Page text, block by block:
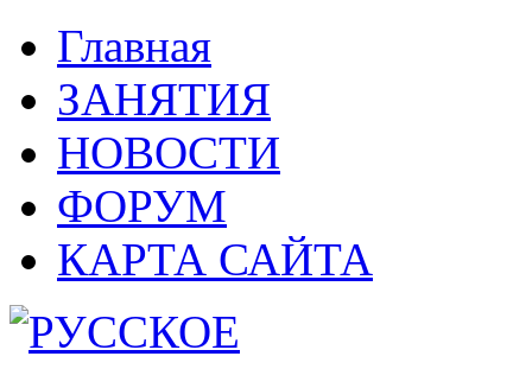
Главная
ЗАНЯТИЯ
НОВОСТИ
ФОРУМ
КАРТА САЙТА